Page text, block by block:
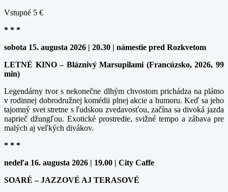
Vstupné 5 €
* * *
sobota 15. augusta 2026 | 20.30 | námestie pred Rozkvetom
LETNÉ KINO – Bláznivý Marsupilami (Francúzsko, 2026, 99
min)
Legendárny tvor s nekonečne dlhým chvostom prichádza na plátno
v rodinnej dobrodružnej komédii plnej akcie a humoru. Keď sa jeho
tajomný svet stretne s ľudskou zvedavosťou, začína sa divoká jazda
naprieč džungľou. Exotické prostredie, svižné tempo a zábava pre
malých aj veľkých divákov.
* * *
nedeľa 16. augusta 2026 | 19.00 | City Caffe
SOARÉ – JAZZOVÉ AJ TERASOVÉ